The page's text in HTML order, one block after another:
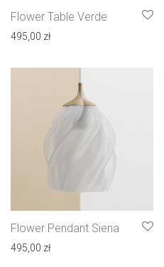
Flower Table Verde
495,00 zł
Flower Pendant Siena
495,00 zł